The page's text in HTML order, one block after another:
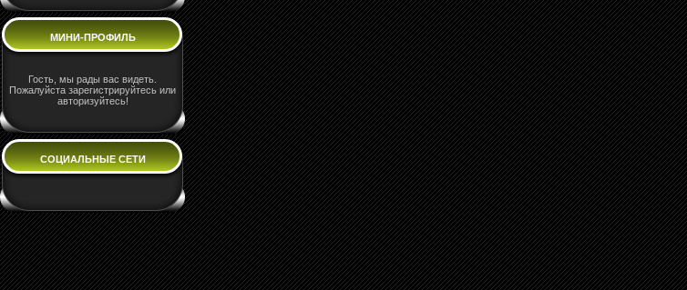
МИНИ-ПРОФИЛЬ
Гость, мы рады вас видеть.
Пожалуйста зарегистрируйтесь или
авторизуйтесь!
СОЦИАЛЬНЫЕ СЕТИ